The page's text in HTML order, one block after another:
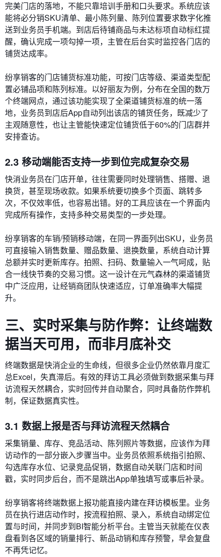
完美门店的落地，不能只靠培训手册和口头要求。系统应该
能将必分销SKU清单、最小陈列量、陈列位置要求数字化推
送到业务员手机端。到店后待铺商品与未达标项自动标红提
醒，确认完成一项勾掉一项，主管在后台实时监控各门店的
铺货达成率。
纷享销客的门店铺货标准功能，可按门店等级、渠道类型配
置必铺品项和陈列标准。以好丽友为例，分布在全国的数万
个终端网点，通过该功能实现了全渠道铺货标准的统一落
地，业务员到店后App自动列出该店的铺货任务，既减少了
主观随意性，也让主管能快速定位铺货低于60%的门店群并
安排查访。
2.3 移动端能否支持一步到位完成复杂交易
快消业务员在门店开单，往往需要同时处理销售、搭赠、退
换货，甚至现场收款。如果系统要切换多个页面、跳转多
次，不仅效率低，也容易出错。好的工具应该在一个界面内
完成所有操作，支持多种交易类型的一步处理。
纷享销客的车销/预销移动端，在同一界面列出SKU，业务员
可直接输入销售数量、赠品数量、退换数量，系统自动计算
总额并实时更新库存。拍照、扫码、数量输入一气呵成，贴
合一线快节奏的交易习惯。这一设计在元气森林的渠道铺货
中广泛应用，让经销商团队快速适应，订单准确率大幅提
升。
三、实时采集与防作弊：让终端数
据当天可用，而非月底补交
终端数据是快消企业的生命线，但很多企业仍然依靠月度汇
总Excel，失真滞后。有效的拜访工具必须做到数据采集与拜
访流程天然耦合，实时回传并自动聚合，同时具备防作弊机
制，保证数据真实性。
3.1 数据上报是否与拜访流程天然耦合
采集销量、库存、竞品活动、陈列照片等数据，应该作为拜
访动作的一部分嵌入步骤当中。业务员依照系统指引拍照、
勾选库存水位、记录竞品促销，数据自动关联门店和时间
戳，实时同步后台，而不是跳出App单独填写或事后补录。
纷享销客将终端数据上报功能直接内建在拜访模板里。业务
员在执行进店动作时，按流程拍照、录入，系统自动绑定位
置与时间，并同步到BI智能分析平台。主管当天就能在仪表
盘看到各区域的销量排行、新品动销和库存预警，早会复盘
不再凭记忆。